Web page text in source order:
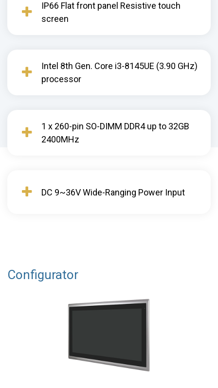
IP66 Flat front panel Resistive touch
screen
Intel 8th Gen. Core i3-8145UE (3.90 GHz)
processor
1 x 260-pin SO-DIMM DDR4 up to 32GB
2400MHz
DC 9~36V Wide-Ranging Power Input
Configurator